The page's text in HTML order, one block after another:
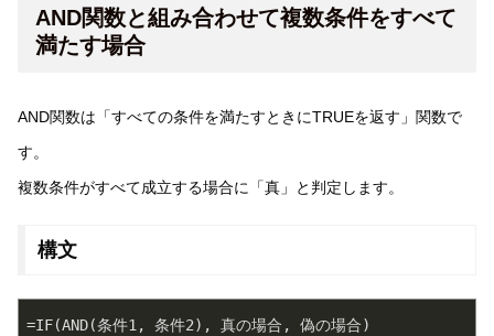
AND関数と組み合わせて複数条件をすべて
満たす場合
AND関数は「すべての条件を満たすときにTRUEを返す」関数で
す。
複数条件がすべて成立する場合に「真」と判定します。
構文